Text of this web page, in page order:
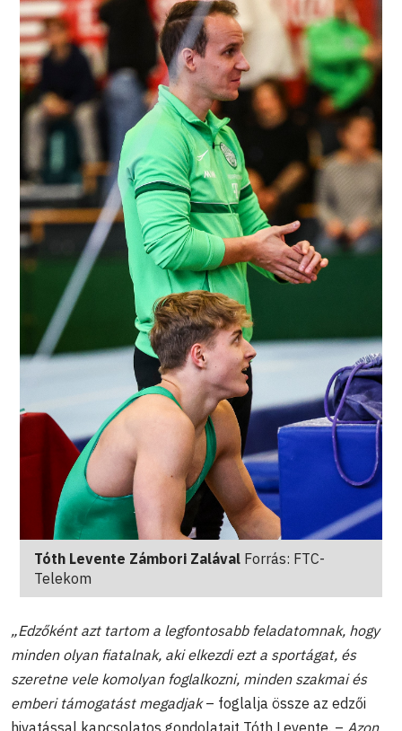
Tóth Levente Zámbori Zalával Forrás: FTC-
Telekom
„Edzőként azt tartom a legfontosabb feladatomnak, hogy
minden olyan fiatalnak, aki elkezdi ezt a sportágat, és
szeretne vele komolyan foglalkozni, minden szakmai és
emberi támogatást megadjak– foglalja össze az edzői
hivatással kapcsolatos gondolatait Tóth Levente. – Azon